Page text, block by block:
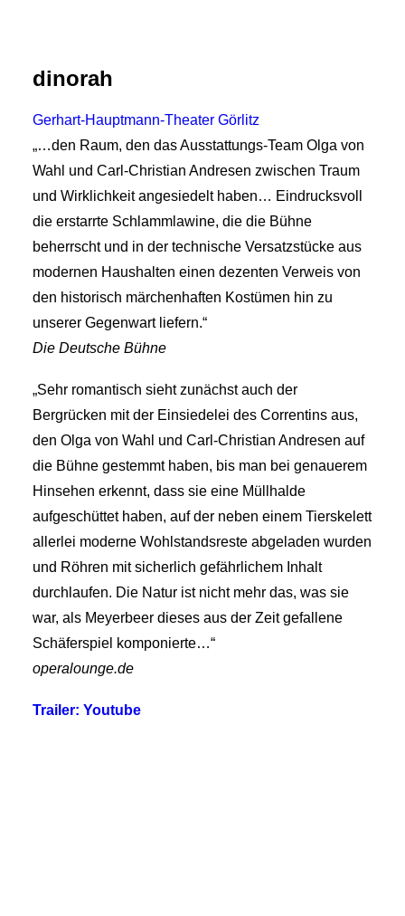
dinorah
Gerhart-Hauptmann-Theater Görlitz
„…den Raum, den das Ausstattungs-Team Olga von
Wahl und Carl-Christian Andresen zwischen Traum
und Wirklichkeit angesiedelt haben… Eindrucksvoll
die erstarrte Schlammlawine, die die Bühne
beherrscht und in der technische Versatzstücke aus
modernen Haushalten einen dezenten Verweis von
den historisch märchenhaften Kostümen hin zu
unserer Gegenwart liefern.“
Die Deutsche Bühne
„Sehr romantisch sieht zunächst auch der
Bergrücken mit der Einsiedelei des Correntins aus,
den Olga von Wahl und Carl-Christian Andresen auf
die Bühne gestemmt haben, bis man bei genauerem
Hinsehen erkennt, dass sie eine Müllhalde
aufgeschüttet haben, auf der neben einem Tierskelett
allerlei moderne Wohlstandsreste abgeladen wurden
und Röhren mit sicherlich gefährlichem Inhalt
durchlaufen. Die Natur ist nicht mehr das, was sie
war, als Meyerbeer dieses aus der Zeit gefallene
Schäferspiel komponierte…“
operalounge.de
Trailer: Youtube